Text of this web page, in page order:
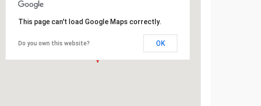
This page can't load Google Maps correctly.
Do you own this website? OK